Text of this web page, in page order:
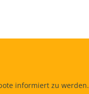
informiert zu werden.